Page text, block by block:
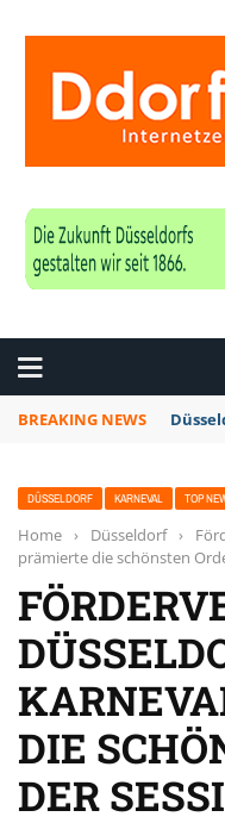
BREAKING NEWS
DÜSSELDORF KARNEVAL TOP
Home › Düsseldorf ›
prämierte die schönsten
DIE
DER